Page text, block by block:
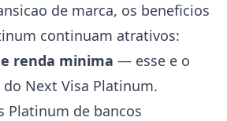
de marca, os beneficios
continuam atrativos:
renda minima — esse e o
Next Visa Platinum.
Platinum de bancos